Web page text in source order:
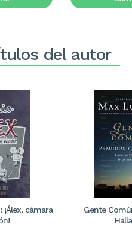
del autor
cámara
Gente